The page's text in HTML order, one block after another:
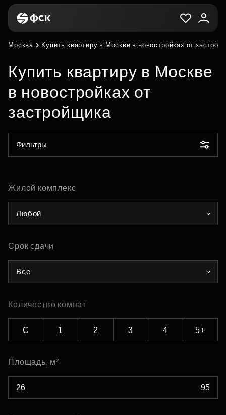
Москва Купить квартиру в Москве в новостройках от
Купить квартиру в Москве
в новостройках от
застройщика
Фильтры
Жилой комплекс
Любой
Срок сдачи
Все
Количество комнат
С 1 2 3 4 5+
Площадь, м²